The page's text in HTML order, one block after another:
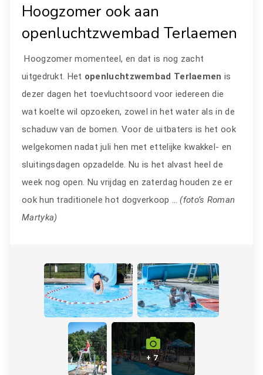
Hoogzomer ook aan
openluchtzwembad Terlaemen
Hoogzomer momenteel, en dat is nog zacht
uitgedrukt. Het openluchtzwembad Terlaemen is
dezer dagen het toevluchtsoord voor iedereen die
wat koelte wil opzoeken, zowel in het water als in de
schaduw van de bomen. Voor de uitbaters is het ook
welgekomen nadat juli hen met ettelijke kwakkel- en
sluitingsdagen opzadelde. Nu is het alvast heel de
week nog open. Nu vrijdag en zaterdag houden ze er
ook hun traditionele hot dogverkoop …(foto’s Roman
Martyka)
+ 7